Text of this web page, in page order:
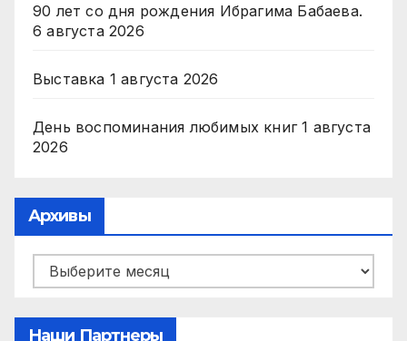
90 лет со дня рождения Ибрагима Бабаева.
6 августа 2026
Выставка 1 августа 2026
День воспоминания любимых книг 1 августа
2026
Архивы
Архивы
Наши Партнеры